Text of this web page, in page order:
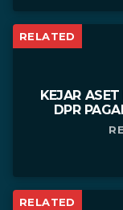
RELATED
KEJAR
DPR
RELATED